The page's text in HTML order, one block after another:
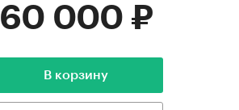
60 000 ₽
В корзину